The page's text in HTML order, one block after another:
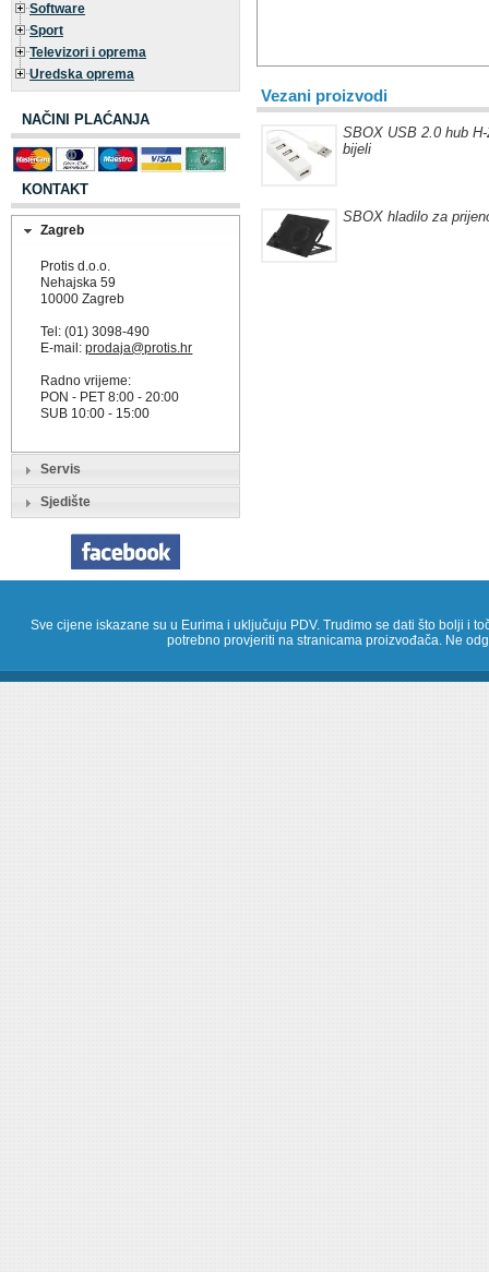
Software
Sport
Televizori i oprema
Uredska oprema
NAČINI PLAĆANJA
KONTAKT
Zagreb
Protis d.o.o.
Nehajska 59
10000 Zagreb
Tel: (01) 3098-490
E-mail:prodaja@protis.hr
Radno vrijeme:
PON - PET 8:00 - 20:00
SUB 10:00 - 15:00
Servis
Sjedište
Vezani proizvodi
SBOX USB 2.0 hub
bijeli
SBOX hladilo za
Sve cijene iskazane su u Eurima i uključuju PDV. Trudimo se dati što bolji i
potrebno provjeriti na stranicama proizvođača. Ne